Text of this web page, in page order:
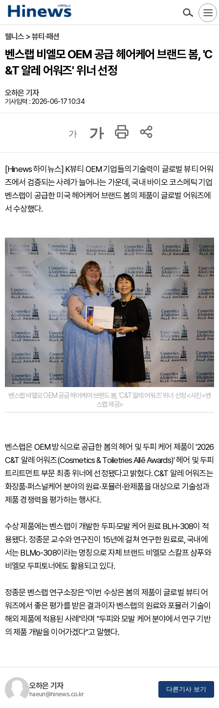
웰니스 > 뷰티·패션
벤스랩 비엘모 OEM 공급 헤어케어 브랜드 봄, 'C
&T 알레 어워즈' 위너 선정
오하은 기자
기사입력 : 2026-06-17 10:34
가 가
[Hinews 하이뉴스] K뷰티 OEM 기업들의 기술력이 글로벌 뷰티 어워
즈에서 검증되는 사례가 늘어나는 가운데, 국내 바이오 코스메틱 기업
벤스랩이 공급한 미국 헤어케어 브랜드 봄의 제품이 글로벌 어워즈에
서 수상했다.
벤스랩 비엘모 OEM 공급 헤어케어 브랜드 봄, 'C&T 알레 어워즈' 위너 선정 <사진=벤
스랩 제공>
벤스랩은 OEM 방식으로 공급한 봄의 헤어 및 두피 케어 제품이 '2026
C&T 알레 어워즈(Cosmetics & Toiletries Allē Awards)' 헤어 및 두피
트리트먼트 부문 최종 위너에 선정됐다고 밝혔다. C&T 알레 어워즈는
화장품·퍼스널케어 분야의 원료·포뮬러·완제품을 대상으로 기술성과
제품 경쟁력을 평가하는 행사다.
수상 제품에는 벤스랩이 개발한 두피·모발 케어 원료 BLH-308이 적
용됐다. 정종문 교수와 연구진이 15년에 걸쳐 연구한 원료로, 국내에
서는 BLMo-308이라는 명칭으로 자체 브랜드 비엘모 스칼프 샴푸와
비엘모 두피토너에도 활용되고 있다.
정종문 벤스랩 연구소장은 "이번 수상은 봄의 제품이 글로벌 뷰티 어
워즈에서 좋은 평가를 받은 결과이자 벤스랩의 원료와 포뮬러 기술이
해외 제품에 적용된 사례"라며 "두피와 모발 케어 분야에서 연구 기반
의 제품 개발을 이어가겠다"고 말했다.
오하은 기자
haeun@hinews.co.kr
다른기사 보기